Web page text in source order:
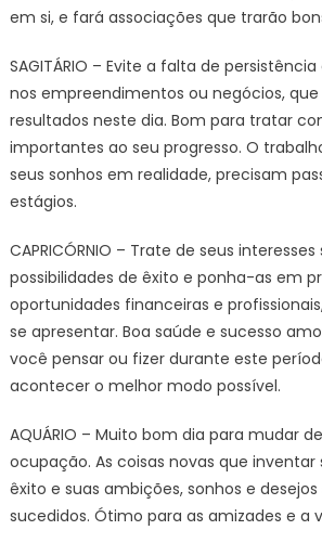
em si, e fará associações que trarão
SAGITÁRIO – Evite a falta de
nos empreendimentos ou negócios,
resultados neste dia. Bom para tratar
importantes ao seu progresso. O
seus sonhos em realidade, precisam
estágios.
CAPRICÓRNIO – Trate de seus
possibilidades de êxito e ponha-as em
oportunidades financeiras e
se apresentar. Boa saúde e sucesso
você pensar ou fizer durante este
acontecer o melhor modo possível.
AQUÁRIO – Muito bom dia para mudar
ocupação. As coisas novas que inventar
êxito e suas ambições, sonhos e
sucedidos. Ótimo para as amizades e a